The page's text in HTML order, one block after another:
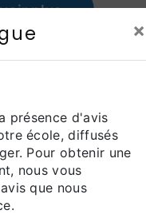
×
présence d'avis
école, diffusés
Pour obtenir une
nous vous
que nous
plus